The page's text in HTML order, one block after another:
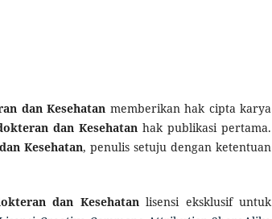
dan Kesehatan memberikan hak cipta karya
dan Kesehatan hak publikasi pertama.
Kesehatan, penulis setuju dengan ketentuan
dan Kesehatan lisensi eksklusif untuk